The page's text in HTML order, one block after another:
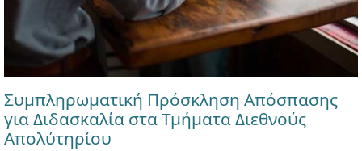
Συμπληρωματική Πρόσκληση Απόσπασης
για Διδασκαλία στα Τμήματα Διεθνούς
Απολύτηρίου